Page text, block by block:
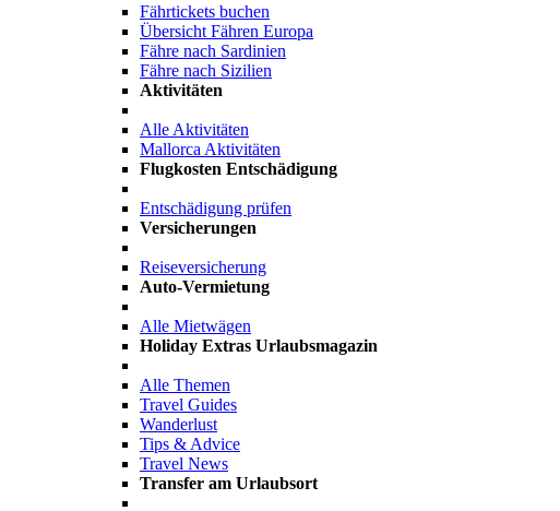
Fährtickets buchen
Übersicht Fähren Europa
Fähre nach Sardinien
Fähre nach Sizilien
Aktivitäten
Alle Aktivitäten
Mallorca Aktivitäten
Flugkosten Entschädigung
Entschädigung prüfen
Versicherungen
Reiseversicherung
Auto-Vermietung
Alle Mietwägen
Holiday Extras Urlaubsmagazin
Alle Themen
Travel Guides
Wanderlust
Tips & Advice
Travel News
Transfer am Urlaubsort